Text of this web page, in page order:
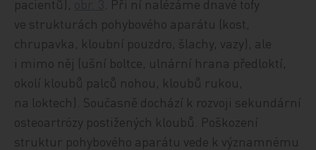
pacientů),
. Při ní nalézáme dnavé tofy
ve strukturách pohybového aparátu (kost,
chrupavka, kloubní pouzdro, šlachy, vazy), ale
i mimo něj (ušní boltce, ulnární hrana předloktí,
okolí kloubů palců nohou, kloubů rukou,
na loktech). Současně dochází k rozvoji sekundární
osteoartrózy postižených kloubů. Poškození
struktur pohybového aparátu vede k významnému